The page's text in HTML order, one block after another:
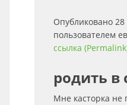
Опубликовано
пользователем
ссылка
родить в
Мне касторка не